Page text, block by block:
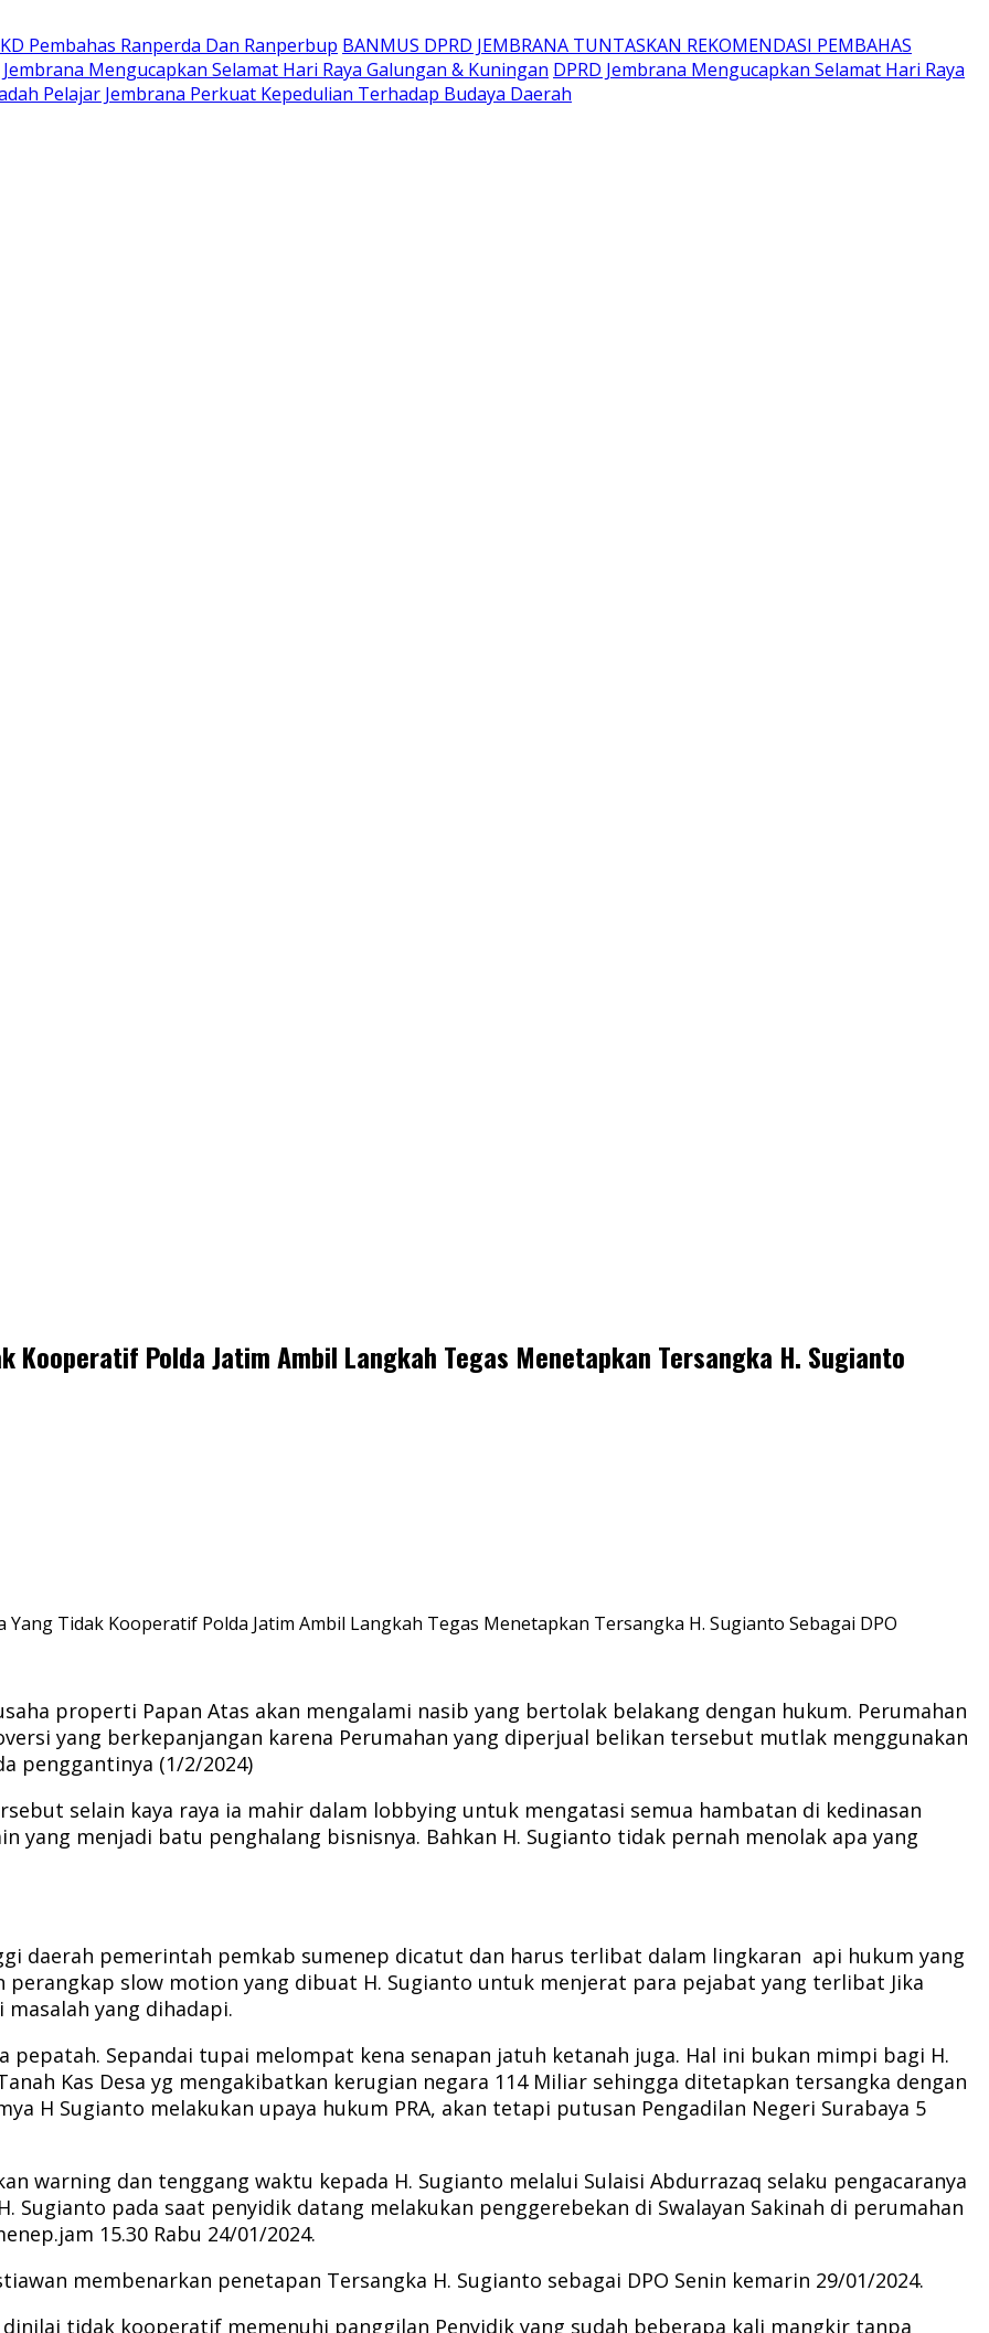
Pembahas Ranperda Dan Ranperbup BANMUS DPRD JEMBRANA TUNTASKAN REKOMENDASI PEMBAHAS
Mengucapkan Selamat Hari Raya Galungan & Kuningan DPRD Jembrana Mengucapkan Selamat Hari Raya
Pelajar Jembrana Perkuat Kepedulian Terhadap Budaya Daerah
Kooperatif Polda Jatim Ambil Langkah Tegas Menetapkan Tersangka H. Sugianto
Tidak Kooperatif Polda Jatim Ambil Langkah Tegas Menetapkan Tersangka H. Sugianto Sebagai DPO
properti Papan Atas akan mengalami nasib yang bertolak belakang dengan hukum. Perumahan
yang berkepanjangan karena Perumahan yang diperjual belikan tersebut mutlak menggunakan
penggantinya (1/2/2024)
selain kaya raya ia mahir dalam lobbying untuk mengatasi semua hambatan di kedinasan
yang menjadi batu penghalang bisnisnya. Bahkan H. Sugianto tidak pernah menolak apa yang
daerah pemerintah pemkab sumenep dicatut dan harus terlibat dalam lingkaran api hukum yang
perangkap slow motion yang dibuat H. Sugianto untuk menjerat para pejabat yang terlibat Jika
yang dihadapi.
pepatah. Sepandai tupai melompat kena senapan jatuh ketanah juga. Hal ini bukan mimpi bagi H.
Kas Desa yg mengakibatkan kerugian negara 114 Miliar sehingga ditetapkan tersangka dengan
H Sugianto melakukan upaya hukum PRA, akan tetapi putusan Pengadilan Negeri Surabaya 5
warning dan tenggang waktu kepada H. Sugianto melalui Sulaisi Abdurrazaq selaku pengacaranya
Sugianto pada saat penyidik datang melakukan penggerebekan di Swalayan Sakinah di perumahan
15.30 Rabu 24/01/2024.
membenarkan penetapan Tersangka H. Sugianto sebagai DPO Senin kemarin 29/01/2024.
tidak kooperatif memenuhi panggilan Penyidik yang sudah beberapa kali mangkir tanpa